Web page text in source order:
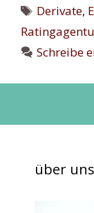
Derivate,
Schreibe
über uns